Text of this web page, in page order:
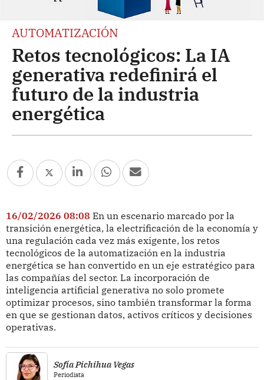
AUTOMATIZACIÓN
Retos tecnológicos: La IA
generativa redefinirá el
futuro de la industria
energética
16/02/2026 08:08 En un escenario marcado por la
transición energética, la electrificación de la economía y
una regulación cada vez más exigente, los retos
tecnológicos de la automatización en la industria
energética se han convertido en un eje estratégico para
las compañías del sector. La incorporación de
inteligencia artificial generativa no solo promete
optimizar procesos, sino también transformar la forma
en que se gestionan datos, activos críticos y decisiones
operativas.
Sofía Pichihua Vegas
Periodista